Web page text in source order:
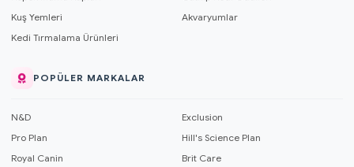
Kuş Yemleri
Akvaryumlar
Kedi Tırmalama Ürünleri
POPÜLER MARKALAR
N&D
Exclusion
Pro Plan
Hill's Science Plan
Royal Canin
Brit Care